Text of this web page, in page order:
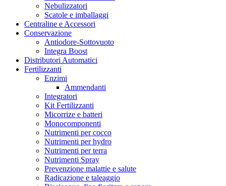
Canna terra
CBD Crew
CenturionPro CproSolution
Chinaski Edizioni
Clipper
Co2Bucket
Cornwall
Crop Max
Cultibox
Cultilite
Danish Tray
Data Technologies, Ltd
DaVinci
Delicious seeds
DELTA9 ANALYTICS
Desch
Devil’s Harvest
Dexso
Digger One Hitter
Dinafem
DLI
Nebulizzatori
Scatole e imballaggi
Centraline e Accessori
Conservazione
Antiodore-Sottovuoto
Integra Boost
Distributori Automatici
Fertilizzanti
Enzimi
Ammendanti
Integratori
Kit Fertilizzanti
Micorrize e batteri
Monocomponenti
Nutrimenti per cocco
Nutrimenti per hydro
Nutrimenti per terra
Nutrimenti Spray
Prevenzione malattie e salute
Radicazione e taleaggio